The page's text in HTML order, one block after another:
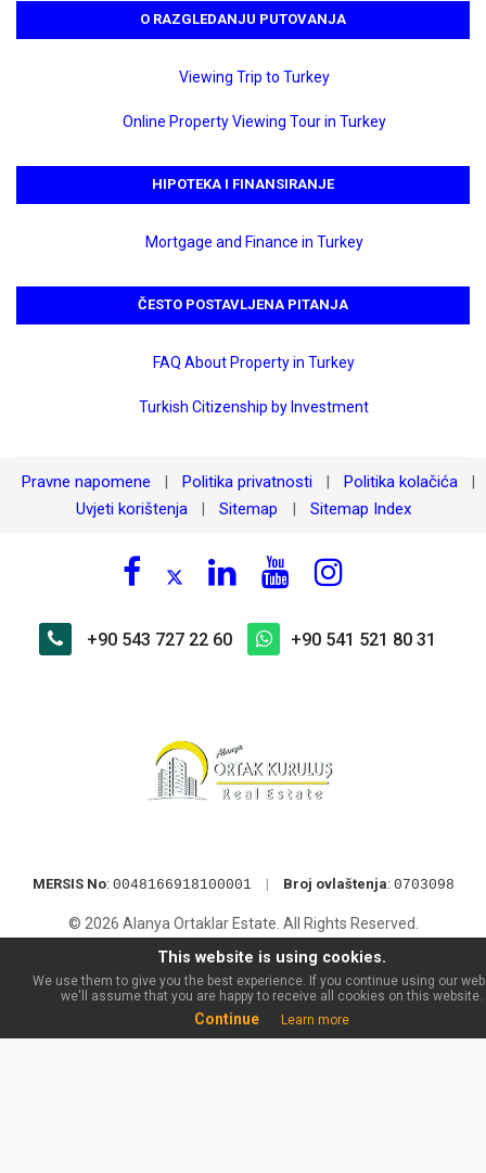
O RAZGLEDANJU PUTOVANJA
Viewing Trip to Turkey
Online Property Viewing Tour in Turkey
HIPOTEKA I FINANSIRANJE
Mortgage and Finance in Turkey
ČESTO POSTAVLJENA PITANJA
FAQ About Property in Turkey
Turkish Citizenship by Investment
Pravne napomene Politika privatnosti Politika kolačića
Uvjeti korištenja Sitemap Sitemap Index
+90 543 727 22 60 +90 541 521 80 31
MERSIS No: 0048166918100001 | Broj ovlaštenja: 0703098
© 2026 Alanya Ortaklar Estate. All Rights Reserved.
This website is using cookies.
We use them to give you the best experience. If you continue using our
we'll assume that you are happy to receive all cookies on this website.
Continue Learn more